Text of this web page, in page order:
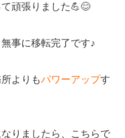
頑張りました💪😊
事に移転完了です♪
よりもパワーアップす
りましたら、こちらで